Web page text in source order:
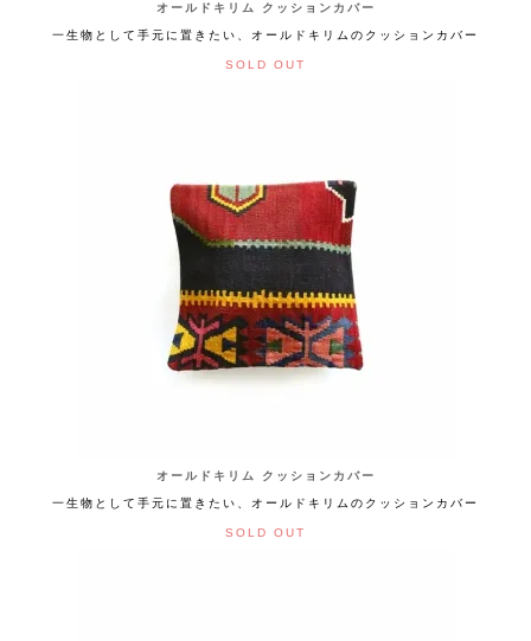
オールドキリム クッションカバー
一生物として手元に置きたい、オールドキリムのクッションカバー
SOLD OUT
オールドキリム クッションカバー
一生物として手元に置きたい、オールドキリムのクッションカバー
SOLD OUT